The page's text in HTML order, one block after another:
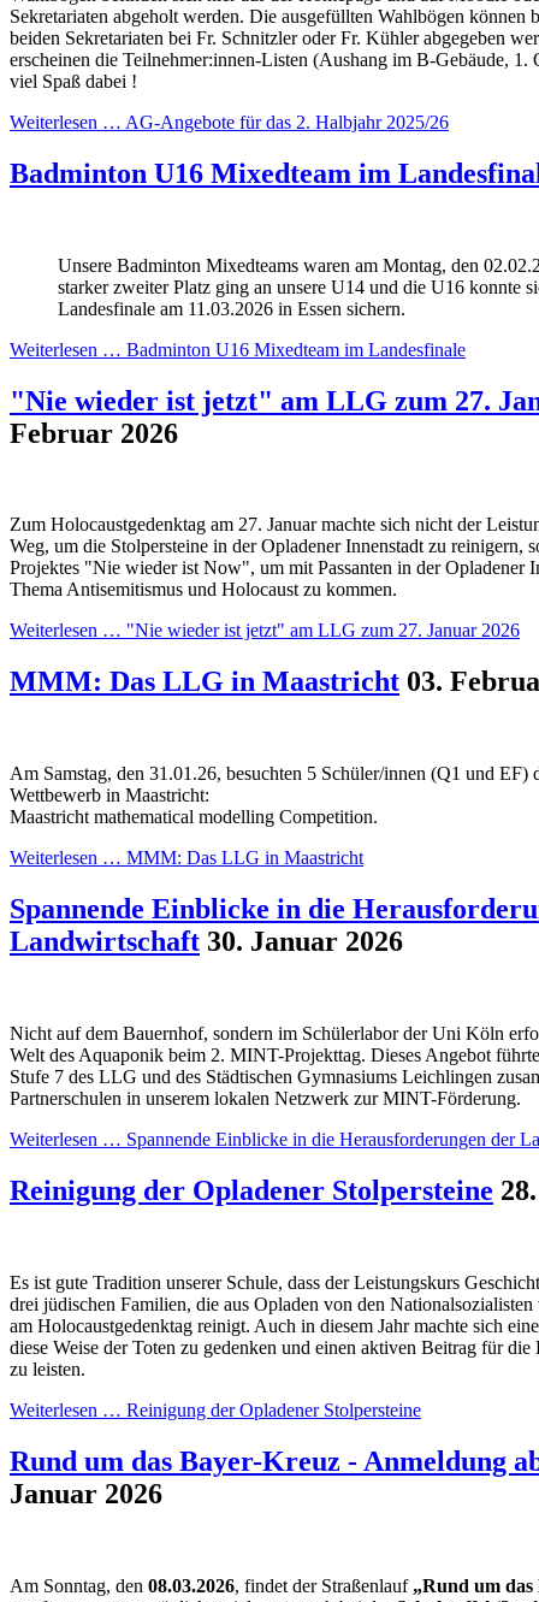
Sekretariaten abgeholt werden. Die ausgefüllten Wahlbögen können
beiden Sekretariaten bei Fr. Schnitzler oder Fr. Kühler abgegeben
erscheinen die Teilnehmer:innen-Listen (Aushang im B-Gebäude,
viel Spaß dabei !
Weiterlesen … AG-Angebote für das 2. Halbjahr 2025/26
Badminton U16 Mixedteam im
Unsere Badminton Mixedteams waren am Montag, den
starker zweiter Platz ging an unsere U14 und die U16 konnte
Landesfinale am 11.03.2026 in Essen sichern.
Weiterlesen … Badminton U16 Mixedteam im Landesfinale
"Nie wieder ist jetzt" am LLG zum 27.
Februar 2026
Zum Holocaustgedenktag am 27. Januar machte sich nicht der
Weg, um die Stolpersteine in der Opladener Innenstadt zu reinigern,
Projektes "Nie wieder ist Now", um mit Passanten in der Opladener
Thema Antisemitismus und Holocaust zu kommen.
Weiterlesen … "Nie wieder ist jetzt" am LLG zum 27. Januar 2026
MMM: Das LLG in Maastricht 03.
Am Samstag, den 31.01.26, besuchten 5 Schüler/innen (Q1 und EF)
Wettbewerb in Maastricht:
Maastricht mathematical modelling Competition.
Weiterlesen … MMM: Das LLG in Maastricht
Spannende Einblicke in die
Landwirtschaft 30. Januar 2026
Nicht auf dem Bauernhof, sondern im Schülerlabor der Uni Köln
Welt des Aquaponik beim 2. MINT-Projekttag. Dieses Angebot
Stufe 7 des LLG und des Städtischen Gymnasiums Leichlingen
Partnerschulen in unserem lokalen Netzwerk zur MINT-Förderung.
Weiterlesen … Spannende Einblicke in die Herausforderungen der
Reinigung der Opladener Stolpersteine
Es ist gute Tradition unserer Schule, dass der Leistungskurs
drei jüdischen Familien, die aus Opladen von den
am Holocaustgedenktag reinigt. Auch in diesem Jahr machte sich
diese Weise der Toten zu gedenken und einen aktiven Beitrag für
zu leisten.
Weiterlesen … Reinigung der Opladener Stolpersteine
Rund um das Bayer-Kreuz - Anmeldung
Januar 2026
Am Sonntag, den 08.03.2026, findet der Straßenlauf „Rund um